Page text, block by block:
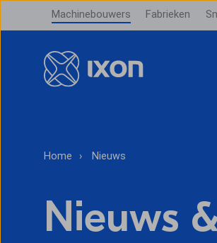
Machinebouwers Fabrieken
Home Nieuws
Nieuws